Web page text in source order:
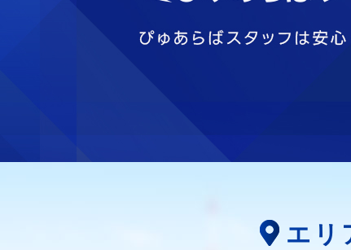
エリ